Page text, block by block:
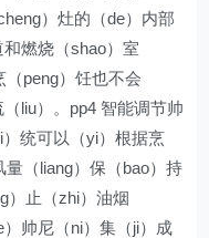
）灶的（de）内部
和燃烧（shao）室
（peng）饪也不会
（liu）。pp4 智能调节帅
）统可以（yi）根据烹
量（liang）保（bao）持
）止（zhi）油烟
）帅尼（ni）集（ji）成